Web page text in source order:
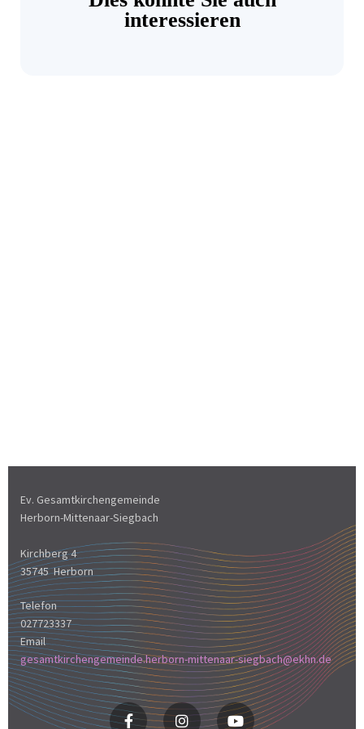
interessieren
Ev. Gesamtkirchengemeinde
Herborn-Mittenaar-Siegbach
Kirchberg 4
35745 Herborn
Telefon
027723337
Email
gesamtkirchengemeinde.herborn-mittenaar-siegbach@ekhn.de